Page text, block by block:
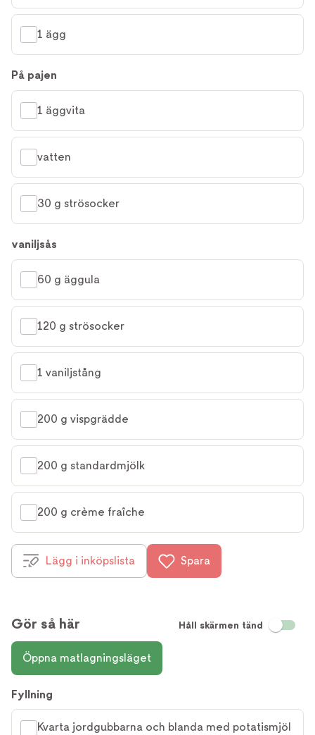
1 ägg
På pajen
1 äggvita
vatten
30 g strösocker
vaniljsås
60 g äggula
120 g strösocker
1 vaniljstång
200 g vispgrädde
200 g standardmjölk
200 g crème fraîche
Lägg i inköpslista Spara
Gör så här Håll skärmen tänd
Öppna matlagningsläget
Fyllning
Kvarta jordgubbarna och blanda med potatismjöl